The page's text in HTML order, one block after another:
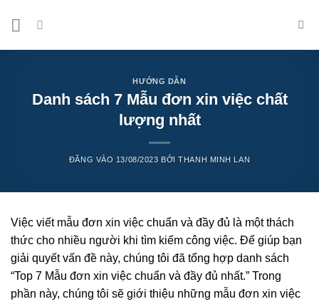
HƯỚNG DẪN
Danh sách 7 Mẫu đơn xin việc chất
lượng nhất
ĐĂNG VÀO 13/08/2023 BỞITHANH MINH LAN
Việc viết mẫu đơn xin việc chuẩn và đầy đủ là một thách
thức cho nhiều người khi tìm kiếm công việc. Để giúp bạn
giải quyết vấn đề này, chúng tôi đã tổng hợp danh sách
“Top 7 Mẫu đơn xin việc chuẩn và đầy đủ nhất.” Trong
phần này, chúng tôi sẽ giới thiệu những mẫu đơn xin việc